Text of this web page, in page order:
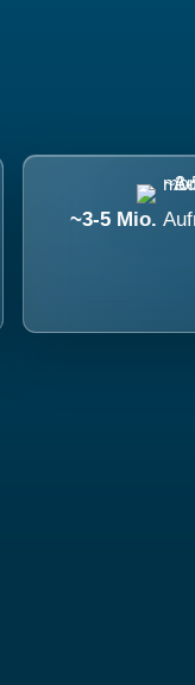
~3-5 Mio.